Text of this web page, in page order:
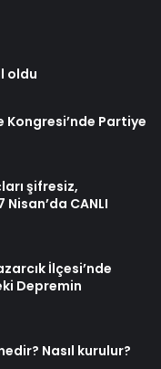
oldu
Kongresi’nde Partiye
şifresiz,
CANLI
İlçesi’nde
Depremin
Nasıl kurulur?